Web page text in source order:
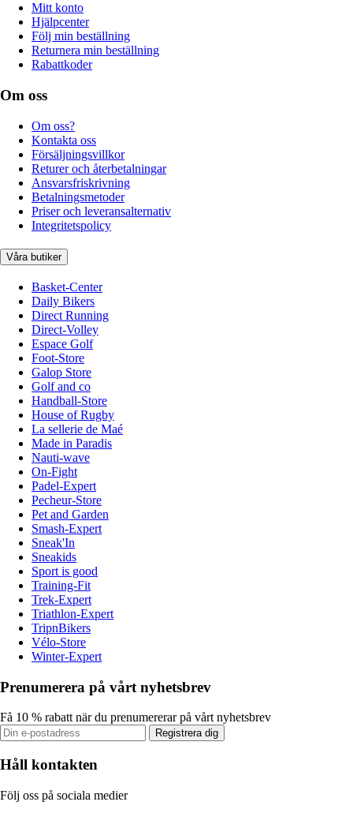
Mitt konto
Hjälpcenter
Följ min beställning
Returnera min beställning
Rabattkoder
Om oss
Om oss?
Kontakta oss
Försäljningsvillkor
Returer och återbetalningar
Ansvarsfriskrivning
Betalningsmetoder
Priser och leveransalternativ
Integritetspolicy
Våra butiker
Basket-Center
Daily Bikers
Direct Running
Direct-Volley
Espace Golf
Foot-Store
Galop Store
Golf and co
Handball-Store
House of Rugby
La sellerie de Maé
Made in Paradis
Nauti-wave
On-Fight
Padel-Expert
Pecheur-Store
Pet and Garden
Smash-Expert
Sneak'In
Sneakids
Sport is good
Training-Fit
Trek-Expert
Triathlon-Expert
TripnBikers
Vélo-Store
Winter-Expert
Prenumerera på vårt nyhetsbrev
Få 10 % rabatt när du prenumererar på vårt nyhetsbrev
Registrera dig
Håll kontakten
Följ oss på sociala medier